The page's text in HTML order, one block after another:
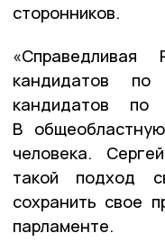
сторонников.
«Справедливая
кандидатов
кандидатов по
В
человека.
такой подход
сохранить свое
парламенте.